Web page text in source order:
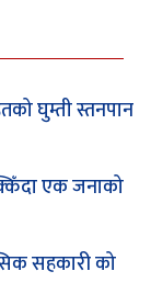
घुम्ती स्तनपान
एक जनाको
सहकारी को